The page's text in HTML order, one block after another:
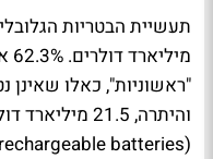
"ראשוניות", כאלו שאינן